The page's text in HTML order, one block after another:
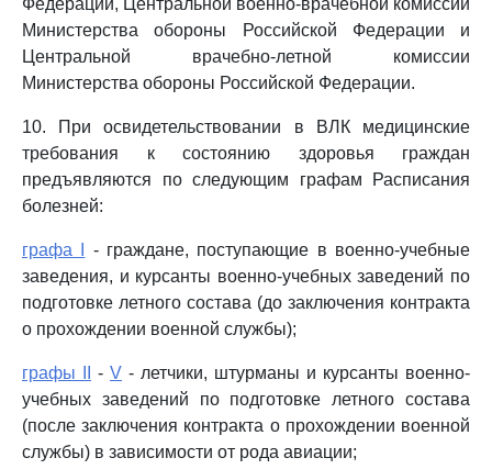
Федерации, Центральной военно-врачебной комиссии
Министерства обороны Российской Федерации и
Центральной врачебно-летной комиссии
Министерства обороны Российской Федерации.
10. При освидетельствовании в ВЛК медицинские
требования к состоянию здоровья граждан
предъявляются по следующим графам Расписания
болезней:
графа I
- граждане, поступающие в военно-учебные
заведения, и курсанты военно-учебных заведений по
подготовке летного состава (до заключения контракта
о прохождении военной службы);
графы II - V - летчики, штурманы и курсанты военно-
учебных заведений по подготовке летного состава
(после заключения контракта о прохождении военной
службы) в зависимости от рода авиации;